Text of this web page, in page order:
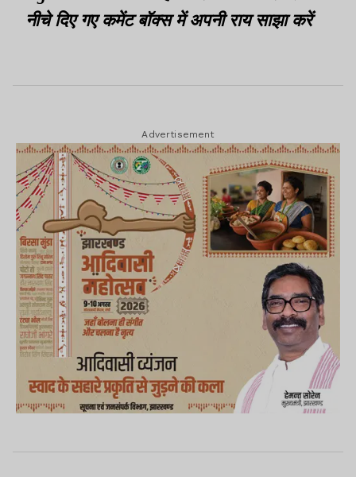
नीचे दिए गए कमेंट बॉक्स में अपनी राय साझा करें
Advertisement